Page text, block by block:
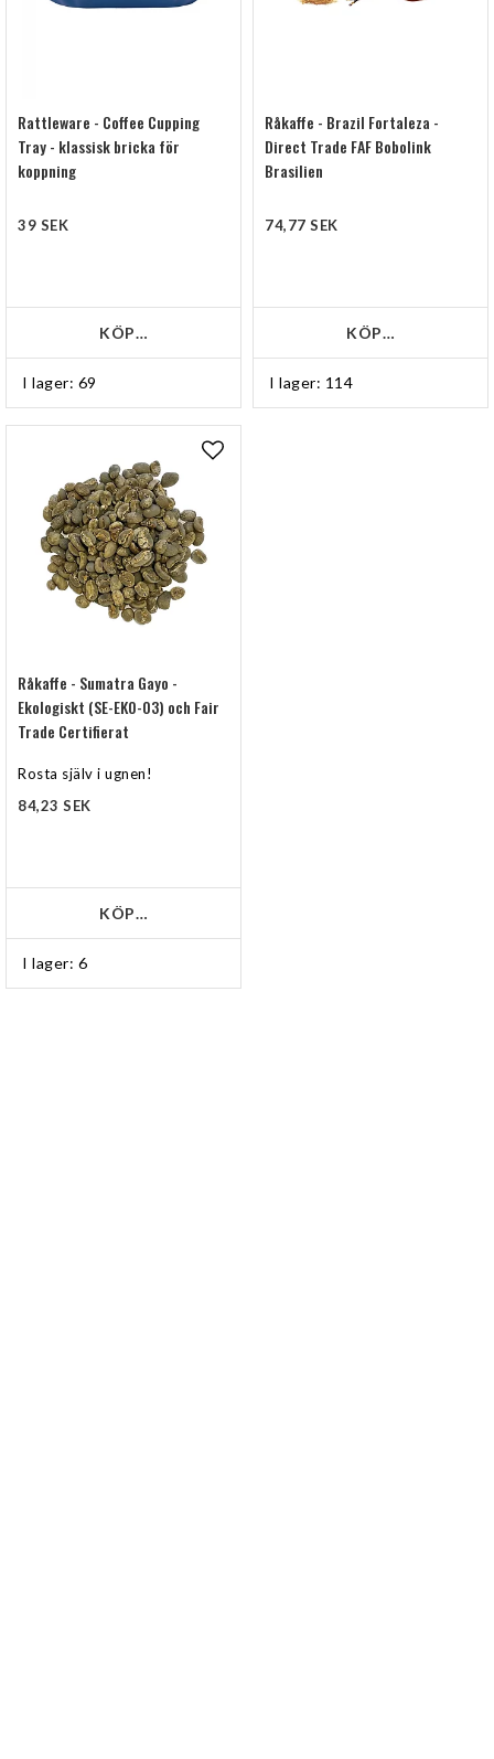
Rattleware - Coffee Cupping
Tray - klassisk bricka för
koppning
39 SEK
I lager: 69
KÖP…
Råkaffe - Brazil Fortaleza -
Direct Trade FAF Bobolink
Brasilien
74,77 SEK
I lager: 114
KÖP…
Råkaffe - Sumatra Gayo -
Ekologiskt (SE-EKO-03) och Fair
Trade Certifierat
Rosta själv i ugnen!
84,23 SEK
I lager: 6
KÖP…